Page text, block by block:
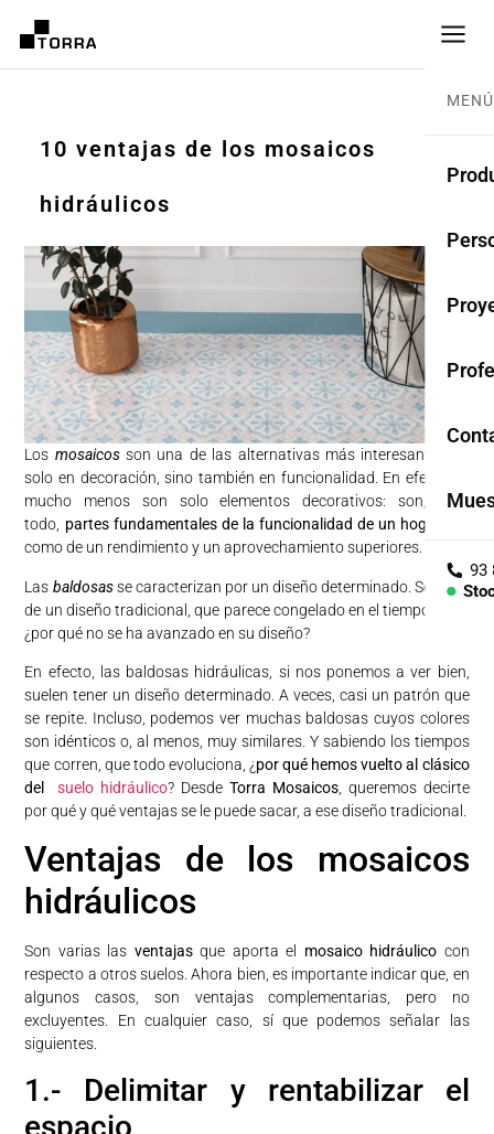
MENÚ
10 ventajas de los mosaicos
hidráulicos
Los mosaicosson una de las alternativas más interesantes no
solo en decoración, sino también en funcionalidad. En efecto, ni
mucho menos son solo elementos decorativos: son, ante
todo, partes fundamentales de la funcionalidad de un hogar
como de un rendimiento y un aprovechamiento superiores.
Las baldosasse caracterizan por un diseño determinado. Se trata
de un diseño tradicional, que parece congelado en el tiempo. Pero
¿por qué no se ha avanzado en su diseño?
En efecto, las baldosas hidráulicas, si nos ponemos a ver bien,
suelen tener un diseño determinado. A veces, casi un patrón que
se repite. Incluso, podemos ver muchas baldosas cuyos colores
son idénticos o, al menos, muy similares. Y sabiendo los tiempos
que corren, que todo evoluciona, ¿por qué hemos vuelto al clásico
delsuelo hidráulico? Desde Torra Mosaicos, queremos decirte
por qué y qué ventajas se le puede sacar, a ese diseño tradicional.
Ventajas de los mosaicos
hidráulicos
Son varias las ventajasque aporta el mosaico hidráulico con
respecto a otros suelos. Ahora bien, es importante indicar que, en
algunos casos, son ventajas complementarias, pero no
excluyentes. En cualquier caso, sí que podemos señalar las
siguientes.
1.- Delimitar y rentabilizar el
espacio